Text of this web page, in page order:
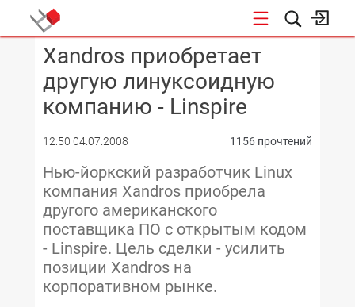
КОНФЕРЕНЦИИ
Xandros приобретает
другую линуксоидную
компанию - Linspire
12:50 04.07.2008 1156 прочтений
Нью-йоркский разработчик Linux
компания Xandros приобрела
другого американского
поставщика ПО с открытым кодом
- Linspire. Цель сделки - усилить
позиции Xandros на
корпоративном рынке.